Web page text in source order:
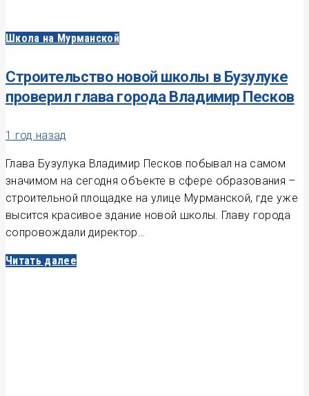
Школа на Мурманской
Строительство новой школы в Бузулуке
проверил глава города Владимир Песков
1 год назад
Глава Бузулука Владимир Песков побывал на самом
значимом на сегодня объекте в сфере образования –
строительной площадке на улице Мурманской, где уже
высится красивое здание новой школы. Главу города
сопровождали директор…
Читать далее